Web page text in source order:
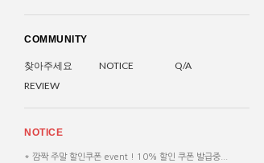
COMMUNITY
찾아주세요 NOTICE
Q/A
REVIEW
NOTICE
* 깜짝 주말 할인쿠폰 event ! 10% 할인 쿠폰 발급중...